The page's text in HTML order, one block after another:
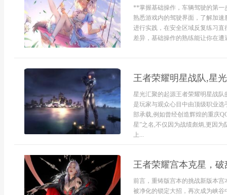
**掌握基础操作，车辆驾驶的第
熟悉游戏内的驾驶界面，了解加
进行实践，在安全区域反复练习
差异，基础操作的熟练能让你在
王者荣耀明星战队,星
星光汇聚的起源王者荣耀明星战
是玩家与观众心目中由顶级职业
部承载,例如曾经创造辉煌的重庆
星”之名,不仅因为战绩彪炳,更因
上...
王者荣耀宫本克星，
前言，重铸版宫本的挑战新版本宫
被净化的锁定大招，再次成为峡